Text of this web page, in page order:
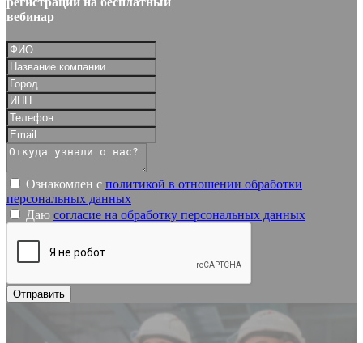
вебинар
Ознакомлен с политикой в отношении обработки
персональных данных
Даю согласие на обработку персональных данных